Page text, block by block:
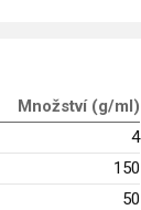
Množství (g/ml)
4
150
50